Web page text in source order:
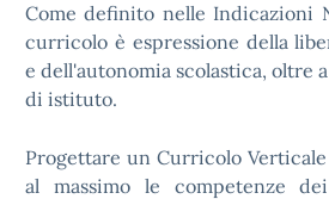
Come definito nelle Indicazioni
curricolo è espressione della
e dell'autonomia scolastica, oltre
di istituto.
Progettare un Curricolo
al massimo le competenze